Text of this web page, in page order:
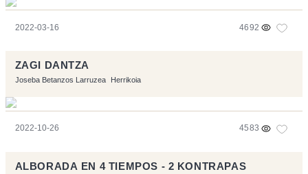
2022-03-16 4692
ZAGI DANTZA
Joseba Betanzos Larruzea Herrikoia
2022-10-26 4583
ALBORADA EN 4 TIEMPOS - 2 KONTRAPAS